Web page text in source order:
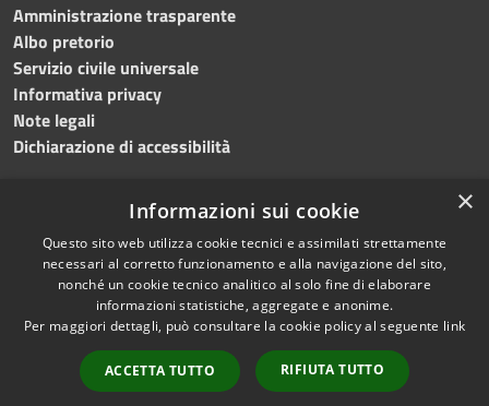
Amministrazione trasparente
Albo pretorio
Servizio civile universale
Informativa privacy
Note legali
Dichiarazione di accessibilità
RSS
Accessibilità
Cookie
Mappa del sito
Difensore civico
Copyright © 2023 •
Comune di Noicàttaro
Powered byMunicipium
Redazione•Portale
dipendente
WebMail Dipendenti
×
Informazioni sui cookie
Questo sito web utilizza cookie tecnici e assimilati strettamente
necessari al corretto funzionamento e alla navigazione del sito,
nonché un cookie tecnico analitico al solo fine di elaborare
informazioni statistiche, aggregate e anonime.
Per maggiori dettagli, può consultare la cookie policy al seguente link
ACCETTA TUTTO RIFIUTA TUTTO